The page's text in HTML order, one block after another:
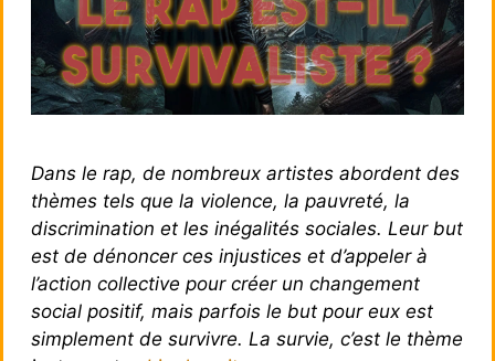
Dans le rap, de nombreux artistes abordent des
thèmes tels que la violence, la pauvreté, la
discrimination et les inégalités sociales. Leur but
est de dénoncer ces injustices et d’appeler à
l’action collective pour créer un changement
social positif, mais parfois le but pour eux est
simplement de survivre. La survie, c’est le thème